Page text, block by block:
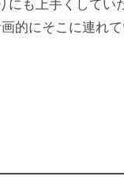
も上手くしてい
的にそこに連れて